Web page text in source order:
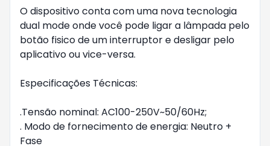
O dispositivo conta com uma nova tecnologia
dual mode onde você pode ligar a lâmpada pelo
botão fisico de um interruptor e desligar pelo
aplicativo ou vice-versa.
Especificações Técnicas:
.Tensão nominal: AC100-250V~50/60Hz;
. Modo de fornecimento de energia: Neutro +
Fase